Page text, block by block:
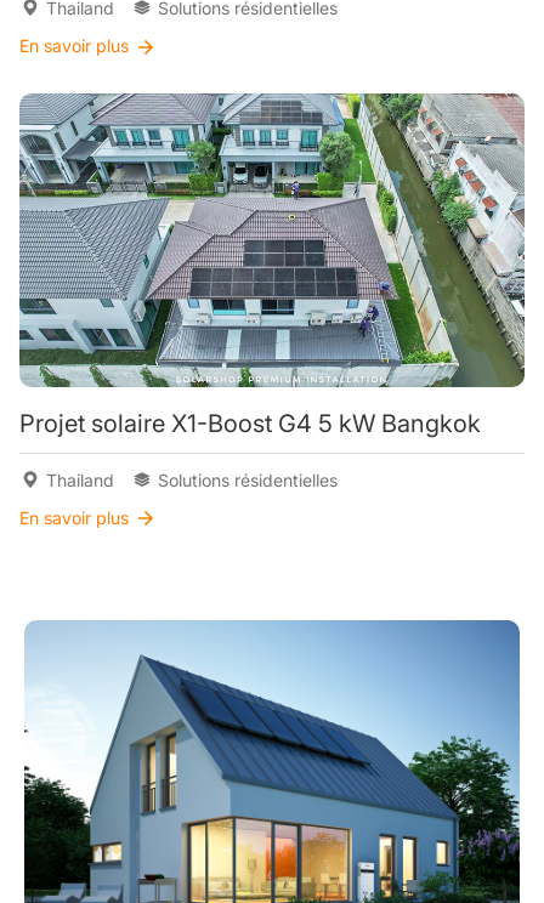
Thailand
Solutions résidentielles
En savoir plus
Projet solaire X1-Boost G4 5 kW Bangkok
Thailand
Solutions résidentielles
En savoir plus